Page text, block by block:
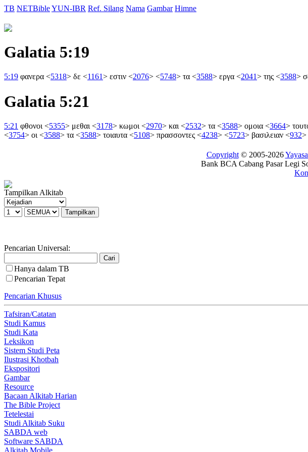
TB NETBibleYUN-IBR Ref. Silang Nama Gambar Himne
Galatia 5:19
5:19 φανερα <5318> δε <1161> εστιν <2076> <5748> τα <3588> εργα <2041> της <3588>
Galatia 5:21
5:21 φθονοι <5355> μεθαι <3178> κωμοι <2970> και <2532> τα <3588> ομοια <3664>
<3754> οι <3588> τα <3588> τοιαυτα <5108> πρασσοντες <4238> <5723> βασιλειαν <932>
Copyright© 2005-2026
Bank BCA Cabang Pasar Legi
Tampilkan Alkitab
Pencarian Universal:
Hanya dalam TB
Pencarian Tepat
Pencarian Khusus
Tafsiran/Catatan
Studi Kamus
Studi Kata
Leksikon
Sistem Studi Peta
Ilustrasi Khotbah
Ekspositori
Gambar
Resource
Bacaan Alkitab Harian
The Bible Project
Tetelestai
Studi Alkitab Suku
SABDA web
Software SABDA